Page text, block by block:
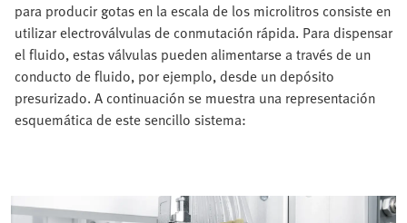
para producir gotas en la escala de los microlitros consiste en
utilizar electroválvulas de conmutación rápida. Para dispensar
el fluido, estas válvulas pueden alimentarse a través de un
conducto de fluido, por ejemplo, desde un depósito
presurizado. A continuación se muestra una representación
esquemática de este sencillo sistema: